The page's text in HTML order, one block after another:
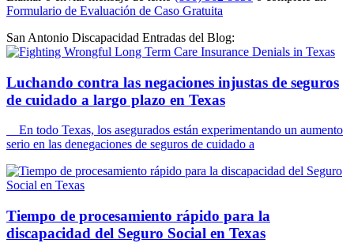
Formulario de Evaluación de Caso Gratuita
San Antonio Discapacidad Entradas del Blog:
Luchando contra las negaciones injustas de seguros
de cuidado a largo plazo en Texas
En todo Texas, los asegurados están experimentando un aumento
serio en las denegaciones de seguros de cuidado a
Tiempo de procesamiento rápido para la
discapacidad del Seguro Social en Texas